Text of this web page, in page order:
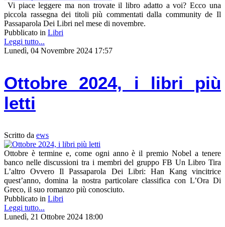
Vi piace leggere ma non trovate il libro adatto a voi? Ecco una
piccola rassegna dei titoli più commentati dalla community de Il
Passaparola Dei Libri nel mese di novembre.
Pubblicato in Libri
Leggi tutto...
Lunedì, 04 Novembre 2024 17:57
Ottobre 2024, i libri più
letti
Scritto da ews
Ottobre è termine e, come ogni anno è il premio Nobel a tenere
banco nelle discussioni tra i membri del gruppo FB Un Libro Tira
L’altro Ovvero Il Passaparola Dei Libri: Han Kang vincitrice
quest’anno, domina la nostra particolare classifica con L’Ora Di
Greco, il suo romanzo più conosciuto.
Pubblicato in Libri
Leggi tutto...
Lunedì, 21 Ottobre 2024 18:00